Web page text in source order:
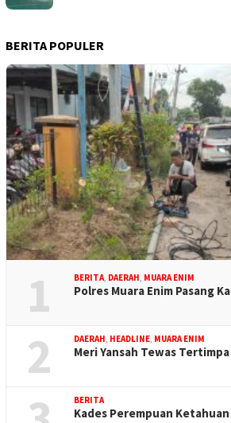
BERITA POPULER
1 BERITA, DAERAH, MUARA ENIM
Polres Muara Enim Pasang
2 DAERAH, HEADLINE, MUARA ENIM
Meri Yansah Tewas
BERITA
Kades Perempuan